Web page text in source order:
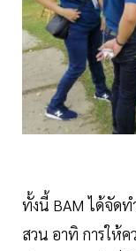
ทั้งนี้ BAM ได้จัด
สวน อาทิ การให้